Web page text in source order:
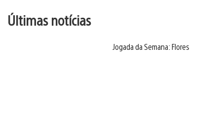
Últimas notícias
Jogada da Semana: Flores